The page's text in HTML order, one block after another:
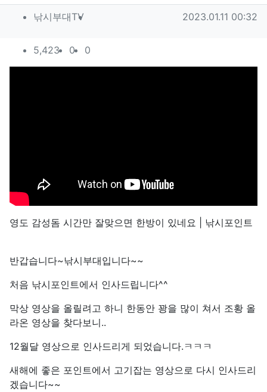
작성자 정보
낚시부대TV작성 작성일
2023.01.11 00:32
컨텐츠 정보
5,423조회
0추천
0
영도 감성돔 시간만 잘맞으면 한방이 있네요 | 낚시포인트
반갑습니다~낚시부대입니다~~
처음 낚시포인트에서 인사드립니다^^
막상 영상을 올릴려고 하니 한동안 꽝을 많이 쳐서 조황 올
라온 영상을 찾다보니..
12월달 영상으로 인사드리게 되었습니다.ㅋㅋㅋ
새해에 좋은 포인트에서 고기잡는 영상으로 다시 인사드리
겠습니다~~